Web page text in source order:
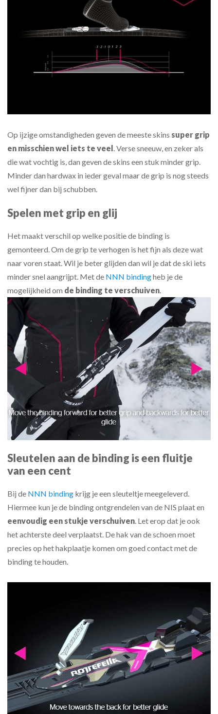
Op ijzige omstandigheden geven de meeste skins super grip
en misschien wel iets te veel. Verse sneeuw, en zeker als
die wat vochtig is, dan geven de skins een stuk minder grip.
Minder dan hardwax in ieder geval maar de grip is nog steeds
wel fijner dan bij schubben.
Spelen met grip en glij
Het maakt verschil op welke positie de binding is
gemonteerd. Om de grip te verhogen is het fijn als deze wat
naar voren staat. Wil je beter glijden dan wil je dat de ski iets
minder snel aangrijpt. Met de NNN bindingheb je de
mogelijkheid om de binding te verschuiven
Sleutelen aan de binding is een fluitje
van een cent
Bij de NNN binding krijg je een sleuteltje meegeleverd.
Hiermee kun je de binding ontgrendelen van de NIS plaat en
eenvoudig een stukje verschuiven. Let erop dat je ook
het achterste deel verplaatst. De hak van de schoen moet
precies op het hakplaatje komen om goed contact met de
binding te houden.